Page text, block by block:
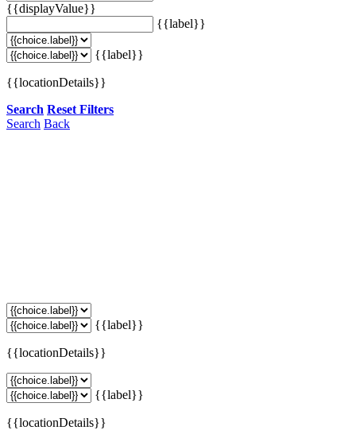
{{displayValue}}
{{label}}
{{label}}
{{locationDetails}}
Search Reset Filters
Search Back
{{label}}
{{locationDetails}}
{{label}}
{{locationDetails}}